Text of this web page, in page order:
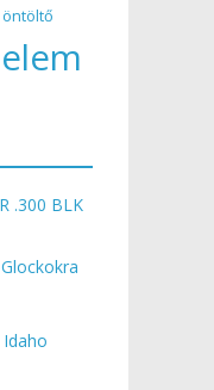
öntöltő
.300 BLK